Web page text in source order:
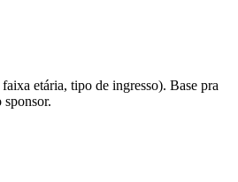
etária, tipo de ingresso). Base pra
sponsor.